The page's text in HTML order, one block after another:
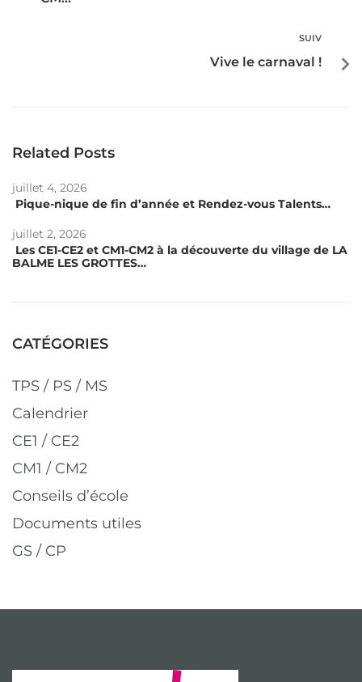
SUIV
Vive le carnaval !
Related Posts
juillet 4, 2026
Pique-nique de fin d’année et Rendez-vous Talents…
juillet 2, 2026
Les CE1-CE2 et CM1-CM2 à la découverte du village de LA
BALME LES GROTTES…
CATÉGORIES
TPS / PS / MS
Calendrier
CE1 / CE2
CM1 / CM2
Conseils d’école
Documents utiles
GS / CP